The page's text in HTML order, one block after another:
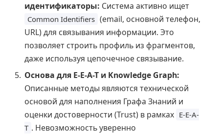
идентификаторы: Система активно ищет
Common Identifiers (email, основной телефон,
URL) для связывания информации. Это
позволяет строить профиль из фрагментов,
даже используя цепочечное связывание.
Основа для E-E-A-T и Knowledge Graph:
Описанные методы являются технической
основой для наполнения Графа Знаний и
оценки достоверности (Trust) в рамках E-E-A-
T . Невозможность уверенно